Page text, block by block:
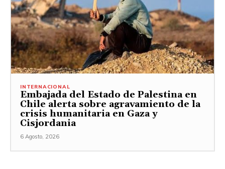
INTERNACIONAL
Embajada del Estado de Palestina en
Chile alerta sobre agravamiento de la
crisis humanitaria en Gaza y
Cisjordania
6 Agosto, 2026